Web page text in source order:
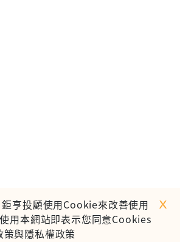
亨投顧使用Cookie來改善使用
用本網站即表示您同意Cookies
策與隱私權政策
ｘ